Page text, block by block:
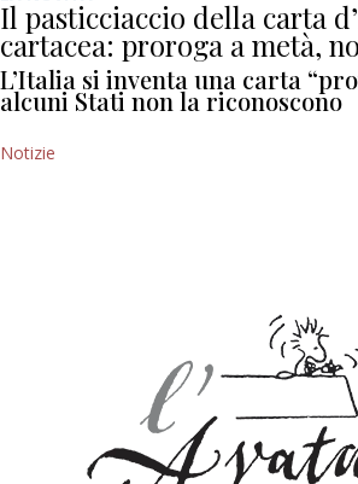
Il pasticciaccio della carta
cartacea: proroga a metà,
L’Italia si inventa una carta
alcuni Stati non la riconoscono
Notizie